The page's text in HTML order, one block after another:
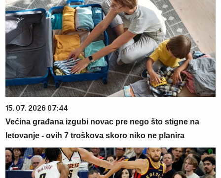
15. 07. 2026 07:44
Većina građana izgubi novac pre nego što stigne na
letovanje - ovih 7 troškova skoro niko ne planira